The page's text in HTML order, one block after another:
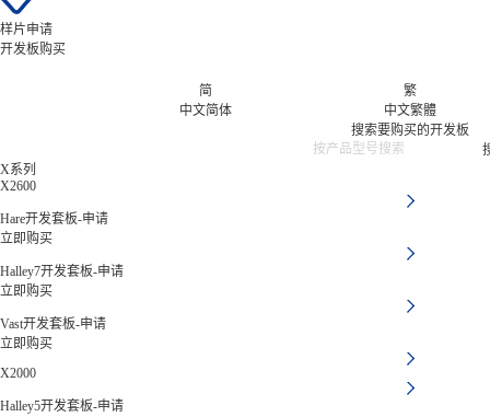
样片申请
开发板购买
简
中文简体
繁
中文繁體
搜索要购买的开发板
X系列
X2600
Hare开发套板-申请
立即购买
Halley7开发套板-申请
立即购买
Vast开发套板-申请
立即购买
X2000
Halley5开发套板-申请